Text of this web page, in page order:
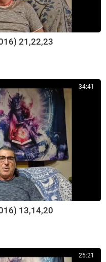
21,22,23
34:41
13,14,20
25:21